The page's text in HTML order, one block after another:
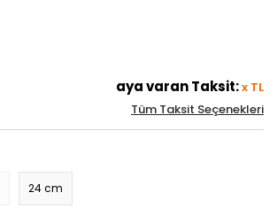
aya varan Taksit:x TL
Tüm Taksit Seçenekleri
24 cm